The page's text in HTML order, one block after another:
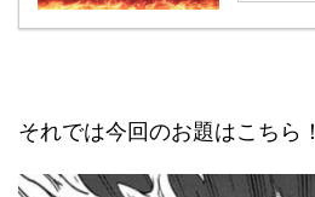
それでは今回のお題はこちら！